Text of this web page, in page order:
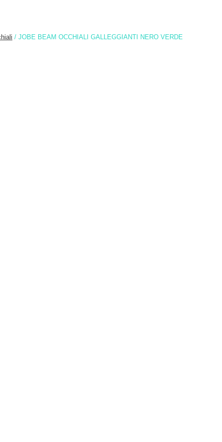
/ JOBE BEAM OCCHIALI GALLEGGIANTI NERO VERDE